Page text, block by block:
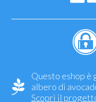
Questo eshop è
albero di
Scopri il